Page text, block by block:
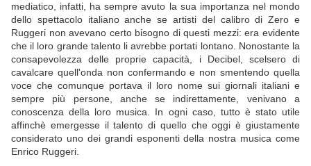
mediatico, infatti, ha sempre avuto la sua importanza nel mondo
dello spettacolo italiano anche se artisti del calibro di Zero e
Ruggeri non avevano certo bisogno di questi mezzi: era evidente
che il loro grande talento li avrebbe portati lontano. Nonostante la
consapevolezza delle proprie capacità, i Decibel, scelsero di
cavalcare quell'onda non confermando e non smentendo quella
voce che comunque portava il loro nome sui giornali italiani e
sempre più persone, anche se indirettamente, venivano a
conoscenza della loro musica. In ogni caso, tutto è stato utile
affinchè emergesse il talento di quello che oggi è giustamente
considerato uno dei grandi esponenti della nostra musica come
Enrico Ruggeri.